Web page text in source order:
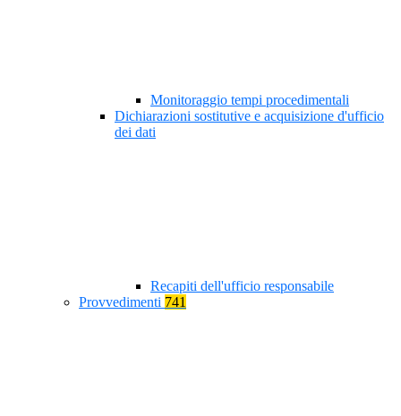
Monitoraggio tempi procedimentali
Dichiarazioni sostitutive e acquisizione d'ufficio
dei dati
Recapiti dell'ufficio responsabile
Provvedimenti 741